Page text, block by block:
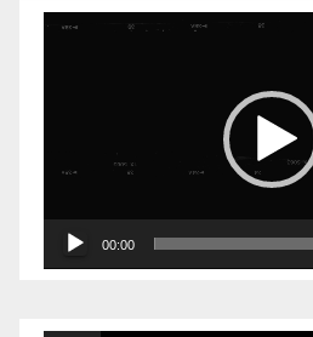
Видеоплеер
00:00